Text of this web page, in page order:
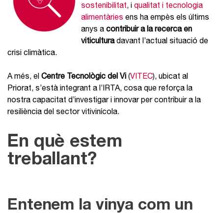
sostenibilitat, i qualitat i tecnologia
alimentàries ens ha empès els últims
anys a contribuir a la recerca en
viticulturadavant l’actual situació de
crisi climàtica.
A més, el Centre Tecnològic del Vi (VITEC), ubicat al
Priorat, s’està integrant a l’IRTA, cosa que reforça la
nostra capacitat d’investigar i innovar per contribuir a la
resiliència del sector vitivinícola.
En què estem
treballant?
Entenem la vinya com un